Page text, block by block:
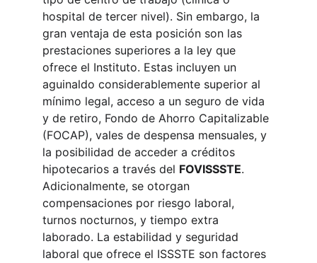
hospital de tercer nivel). Sin embargo, la
gran ventaja de esta posición son las
prestaciones superiores a la ley que
ofrece el Instituto. Estas incluyen un
aguinaldo considerablemente superior al
mínimo legal, acceso a un seguro de vida
y de retiro, Fondo de Ahorro Capitalizable
(FOCAP), vales de despensa mensuales, y
la posibilidad de acceder a créditos
hipotecarios a través del FOVISSSTE.
Adicionalmente, se otorgan
compensaciones por riesgo laboral,
turnos nocturnos, y tiempo extra
laborado. La estabilidad y seguridad
laboral que ofrece el ISSSTE son factores